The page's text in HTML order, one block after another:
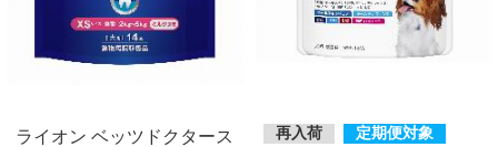
ライオン ベッツドクタース
再入荷 定期便対象